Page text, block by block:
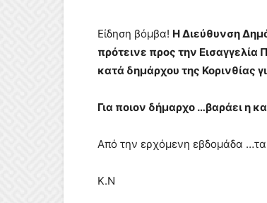
Είδηση βόμβα! Η Διεύθυνση
πρότεινε προς την
κατά δημάρχου της Κορινθίας
Για ποιον δήμαρχο …βαράει η
Από την ερχόμενη εβδομάδα
Κ.Ν